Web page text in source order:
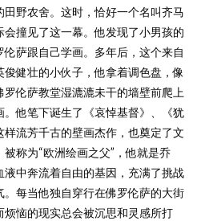
野农舍。这时，恰好一个名叫齐马
撞见了这一幕。他发现了小男孩的
萨跟自己学画。多年后，这个来自
健壮的小伙子，他拿着调色盘，像
伦萨教堂湿漉漉未干的墙壁前爬上
他笔下诞生了《哀悼基督》、《犹
流芳千古的壁画杰作，也奠定了文
称为“欧洲绘画之父”，他就是乔
中奔流着自由的基因，充满了挑战
每当他独自穿行在佛罗伦萨的大街
恼的现实总会被沉思和灵感所打